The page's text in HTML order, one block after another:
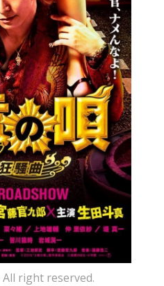
right reserved.